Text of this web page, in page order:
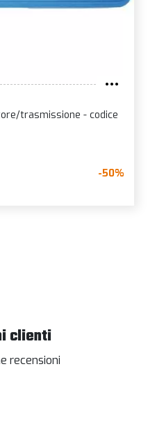
trasmissione - codice
-50%
clienti
recensioni